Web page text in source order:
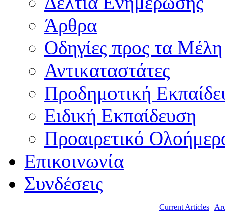
Άρθρα
Οδηγίες προς τα Μέλη
Αντικαταστάτες
Προδημοτική
Ειδική Εκπαίδευση
Προαιρετικό
Επικοινωνία
Συνδέσεις
Current Articles|